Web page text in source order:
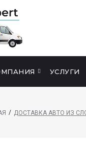
УСЛУГИ
/ ДОСТАВКА АВТО ИЗ
САЙТЕ